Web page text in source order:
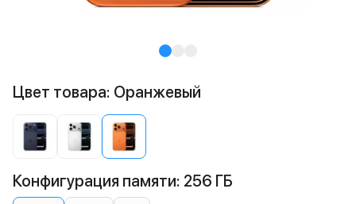
Цвет товара: Оранжевый
Конфигурация памяти: 256 ГБ